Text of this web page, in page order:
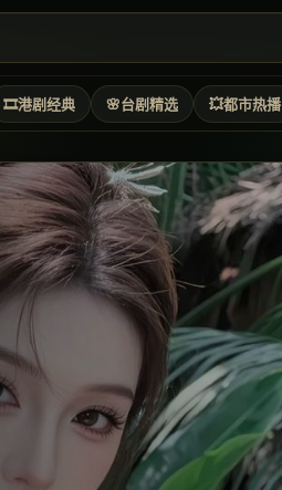
🎞️港剧经典 🌸台剧精选 💥都市热播